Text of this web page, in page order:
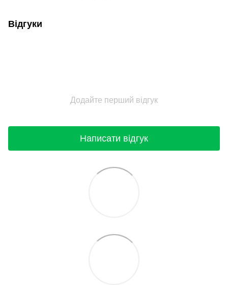
Відгуки
Додайте перший відгук
Написати відгук